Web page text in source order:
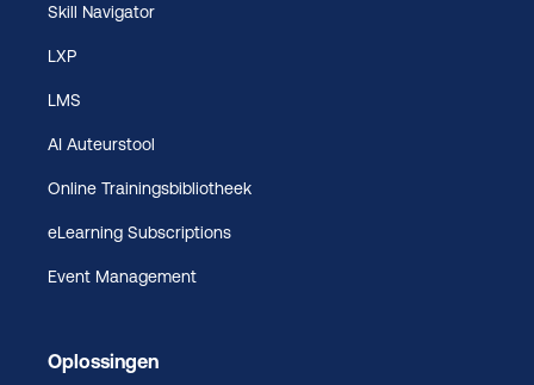
Skill Navigator
LXP
LMS
AI Auteurstool
Online Trainingsbibliotheek
eLearning Subscriptions
Event Management
Oplossingen